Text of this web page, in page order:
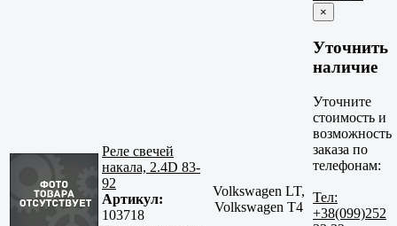
Реле свечей
накала, 2.4D 83-
92
Артикул:
103718
Volkswagen LT,
Volkswagen T4
×
Уточнить
наличие
Уточните
стоимость и
возможность
заказа по
телефонам:
Тел:
+38(099)252